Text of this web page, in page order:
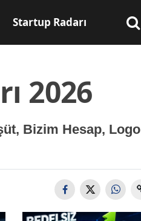
Startup Radarı
2026
Bizim Hesap, Logo